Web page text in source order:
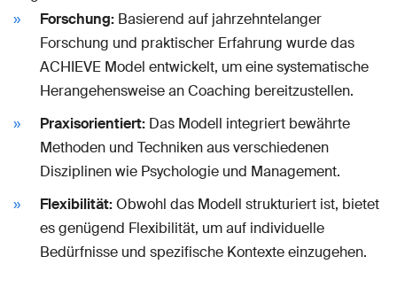
Forschung: Basierend auf jahrzehntelanger
Forschung und praktischer Erfahrung wurde das
ACHIEVE Model entwickelt, um eine systematische
Herangehensweise an Coaching bereitzustellen.
Praxisorientiert: Das Modell integriert bewährte
Methoden und Techniken aus verschiedenen
Disziplinen wie Psychologie und Management.
Flexibilität:Obwohl das Modell strukturiert ist, bietet
es genügend Flexibilität, um auf individuelle
Bedürfnisse und spezifische Kontexte einzugehen.